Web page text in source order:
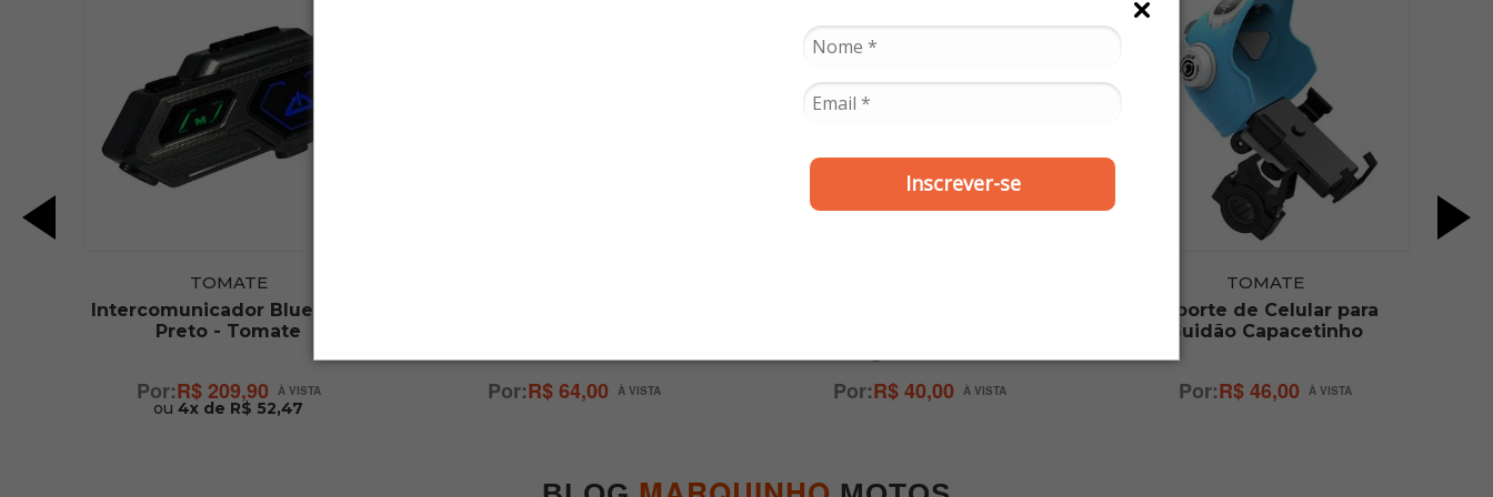
Inscrever-se
TOMATE
Intercomunicador Bluetooth
Preto - Tomate
R$ 209,90
ou 4x de R$ 52,47
R$ 64,00 R$ 40,00
TOMATE
Suporte de Celular para
Guidão Capacetinho
R$ 46,00